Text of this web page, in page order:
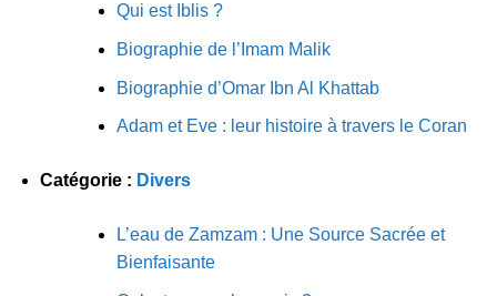
Qui est Iblis ?
Biographie de l’Imam Malik
Biographie d’Omar Ibn Al Khattab
Adam et Eve : leur histoire à travers le Coran
Catégorie : Divers
L’eau de Zamzam : Une Source Sacrée et
Bienfaisante